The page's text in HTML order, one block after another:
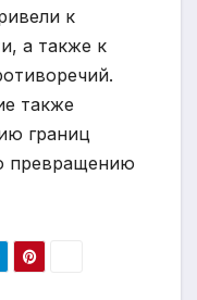
к
а также к
также
границ
превращению